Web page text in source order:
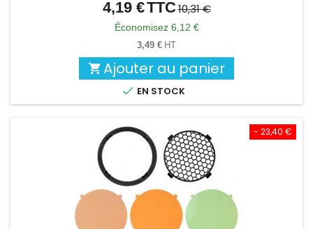
Prix
Prix
de
base
4,19 €TTC10,31 €
Économisez 6,12 €
3,49 € HT
 Ajouter au panier
 EN STOCK
- 23,40 €